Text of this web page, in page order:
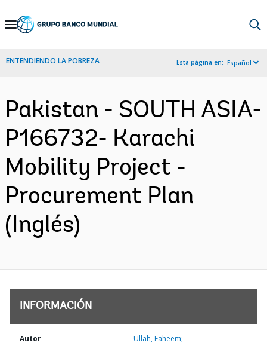
Skip
Navigation
ENTENDIENDO LA POBREZA Esta página en: Español
Pakistan - SOUTH ASIA-
P166732- Karachi
Mobility Project -
Procurement Plan
(Inglés)
INFORMACIÓN
Autor Ullah, Faheem;